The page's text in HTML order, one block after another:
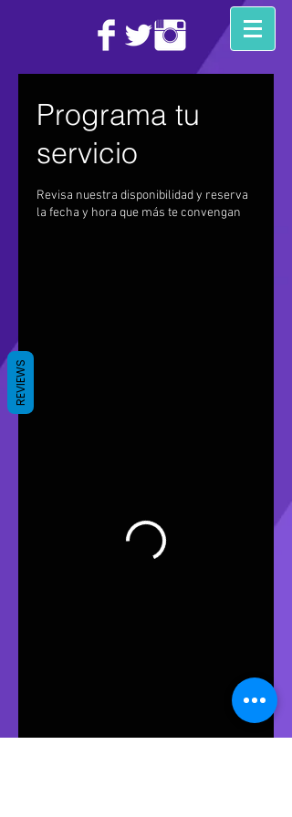
Programa tu
servicio
Revisa nuestra disponibilidad y reserva
la fecha y hora que más te convengan
REVIEWS